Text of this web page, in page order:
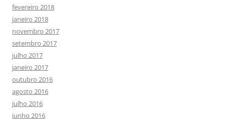
fevereiro 2018
janeiro 2018
novembro 2017
setembro 2017
julho 2017
janeiro 2017
outubro 2016
agosto 2016
julho 2016
junho 2016